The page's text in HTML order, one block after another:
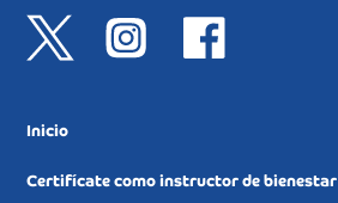
Inicio
Certifícate como instructor de bienestar